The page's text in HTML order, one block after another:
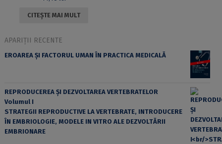
CITEȘTE MAI MULT
APARIȚII RECENTE
EROAREA ȘI FACTORUL UMAN ÎN PRACTICA MEDICALĂ
REPRODUCEREA ȘI DEZVOLTAREA VERTEBRATELOR
Volumul I
STRATEGII REPRODUCTIVE LA VERTEBRATE, INTRODUCERE
ÎN EMBRIOLOGIE, MODELE IN VITRO ALE DEZVOLTĂRII
EMBRIONARE